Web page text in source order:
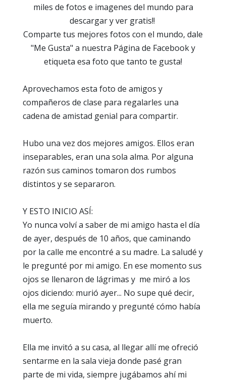
miles de fotos e imagenes del mundo para
descargar y ver gratis!!
Comparte tus mejores fotos con el mundo, dale
"Me Gusta" a nuestra Página de Facebook y
etiqueta esa foto que tanto te gusta!
Aprovechamos esta foto de amigos y
compañeros de clase para regalarles una
cadena de amistad genial para compartir.
Hubo una vez dos mejores amigos. Ellos eran
inseparables, eran una sola alma. Por alguna
razón sus caminos tomaron dos rumbos
distintos y se separaron.
Y ESTO INICIO ASÍ:
Yo nunca volví a saber de mi amigo hasta el día
de ayer, después de 10 años, que caminando
por la calle me encontré a su madre. La saludé y
le pregunté por mi amigo. En ese momento sus
ojos se llenaron de lágrimas y me miró a los
ojos diciendo: murió ayer... No supe qué decir,
ella me seguía mirando y pregunté cómo había
muerto.
Ella me invitó a su casa, al llegar allí me ofreció
sentarme en la sala vieja donde pasé gran
parte de mi vida, siempre jugábamos ahí mi